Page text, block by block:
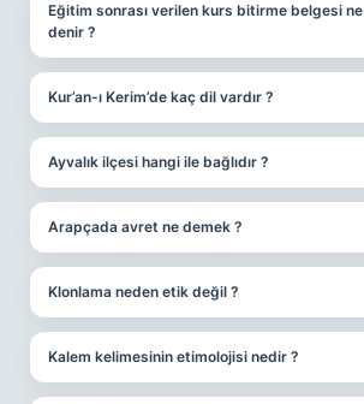
Eğitim sonrası verilen kurs bitirme belgesi ne
denir ?
Kur’an-ı Kerim’de kaç dil vardır ?
Ayvalık ilçesi hangi ile bağlıdır ?
Arapçada avret ne demek ?
Klonlama neden etik değil ?
Kalem kelimesinin etimolojisi nedir ?